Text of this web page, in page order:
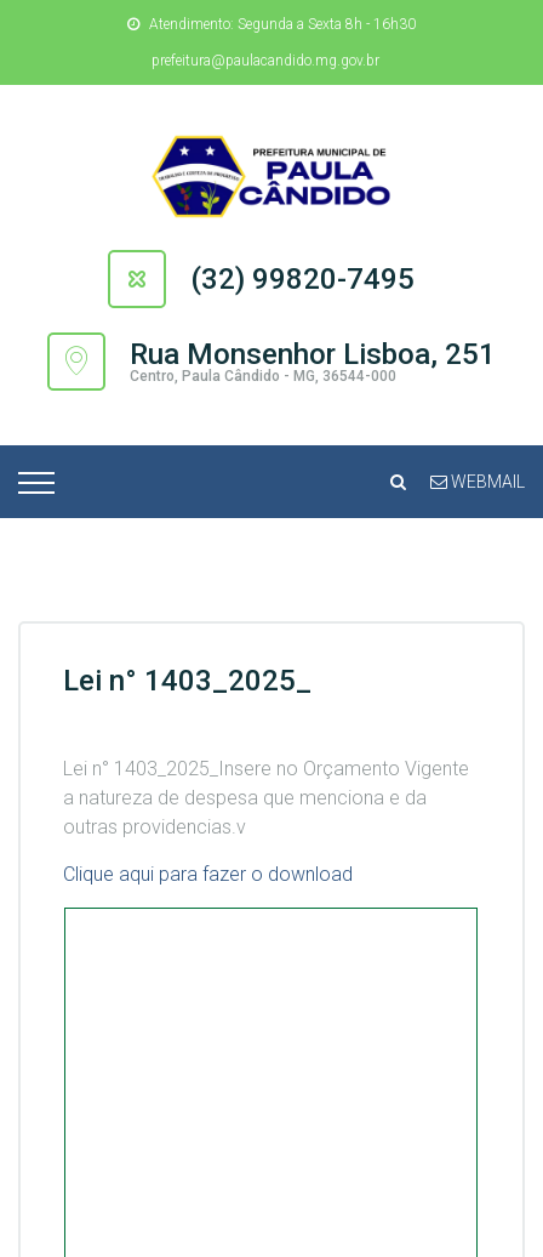
Atendimento: Segunda a Sexta 8h - 16h30
prefeitura@paulacandido.mg.gov.br
(32) 99820-7495
Rua Monsenhor Lisboa, 251
Centro, Paula Cândido - MG, 36544-000
WEBMAIL
Lei n° 1403_2025_
Lei n° 1403_2025_Insere no Orçamento Vigente
a natureza de despesa que menciona e da
outras providencias.v
Clique aqui para fazer o download